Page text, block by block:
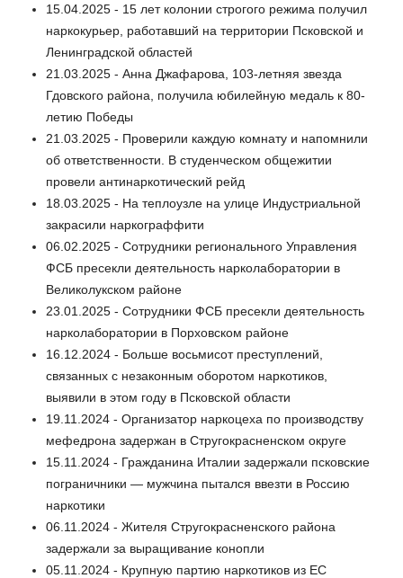
15.04.2025 - 15 лет колонии строгого режима получил
наркокурьер, работавший на территории Псковской и
Ленинградской областей
21.03.2025 - Анна Джафарова, 103-летняя звезда
Гдовского района, получила юбилейную медаль к 80-
летию Победы
21.03.2025 - Проверили каждую комнату и напомнили
об ответственности. В студенческом общежитии
провели антинаркотический рейд
18.03.2025 - На теплоузле на улице Индустриальной
закрасили наркограффити
06.02.2025 - Сотрудники регионального Управления
ФСБ пресекли деятельность нарколаборатории в
Великолукском районе
23.01.2025 - Сотрудники ФСБ пресекли деятельность
нарколаборатории в Порховском районе
16.12.2024 - Больше восьмисот преступлений,
связанных с незаконным оборотом наркотиков,
выявили в этом году в Псковской области
19.11.2024 - Организатор наркоцеха по производству
мефедрона задержан в Стругокрасненском округе
15.11.2024 - Гражданина Италии задержали псковские
пограничники — мужчина пытался ввезти в Россию
наркотики
06.11.2024 - Жителя Стругокрасненского района
задержали за выращивание конопли
05.11.2024 - Крупную партию наркотиков из ЕС